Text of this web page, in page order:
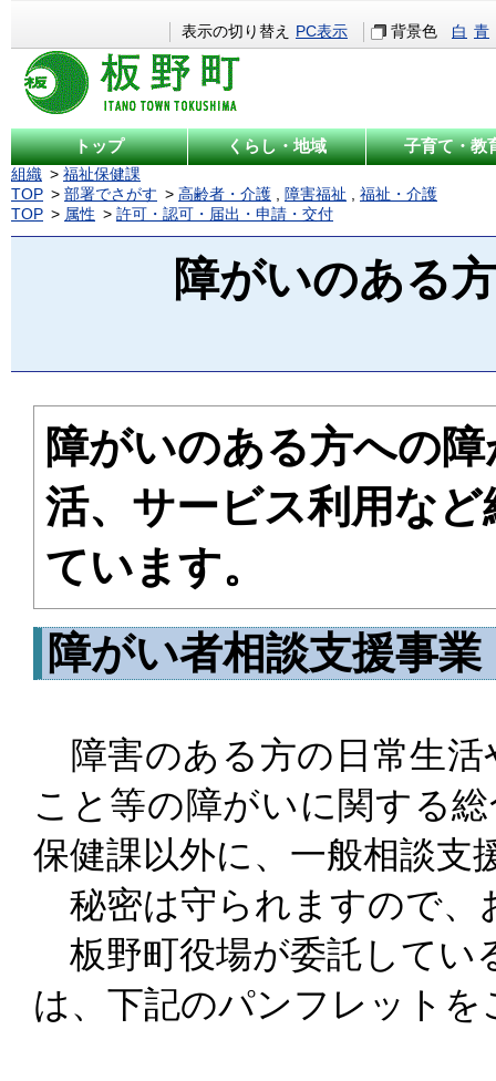
表示の切り替え PC表示 背景色 白 青
トップ くらし・地域 子育て・教
組織
福祉保健課
TOP
部署でさがす 高齢者・介護 , 障害福祉 , 福祉・介護
TOP
属性 許可・認可・届出・申請・交付
障がいのある
障がいのある方への
活、サービス利用な
ています。
障がい者相談支援事業
障害のある方の日常生活
こと等の障がいに関する
保健課以外に、一般相談支
秘密は守られますので、
板野町役場が委託してい
は、下記のパンフレットを